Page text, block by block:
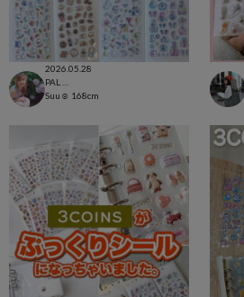
2026.05.28
Suu☺︎ 168cm